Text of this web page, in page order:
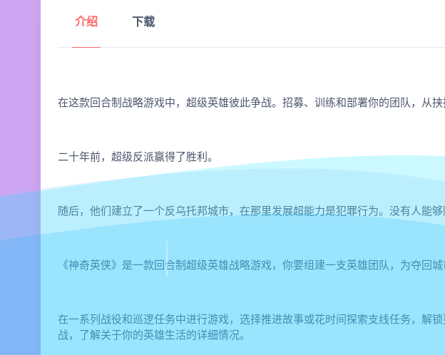
介绍 下载
在这款回合制战略游戏中，超级英雄彼此争战。招募、训练和部署你的团队，从挟
二十年前，超级反派赢得了胜利。
随后，他们建立了一个反乌托邦城市，在那里发展超能力是犯罪行为。没有人能够
《神奇英侠》是一款回合制超级英雄战略游戏，你要组建一支英雄团队，为夺回城
在一系列战役和巡逻任务中进行游戏，选择推进故事或花时间探索支线任务，解
战，了解关于你的英雄生活的详细情况。